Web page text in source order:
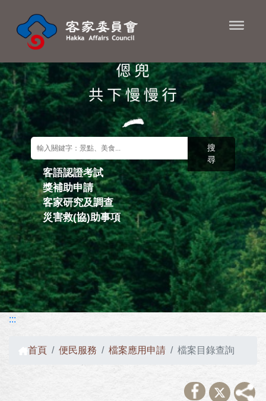
關鍵字搜尋
客語認證考試
獎補助申請
客家研究及調查
災害救(協)助事項
搜
尋
:::
首頁 便民服務 檔案應用申請 檔案目錄查詢